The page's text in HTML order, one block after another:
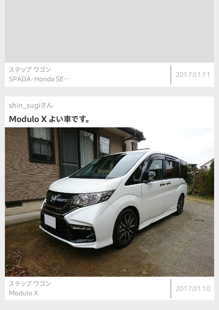
ステップ ワゴン
SPADA・Honda SE…
2017.01.11
shin_sugiさん
Modulo X よい車です。
ステップ ワゴン
Modulo X
2017.01.10